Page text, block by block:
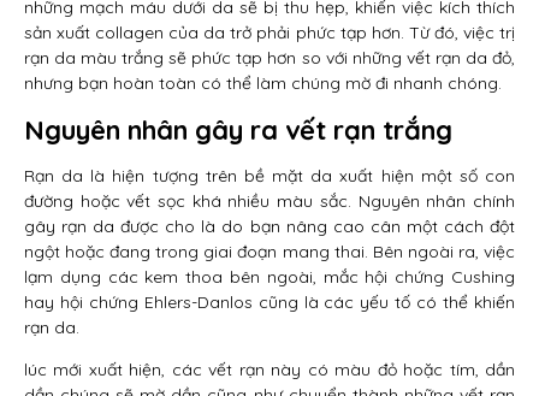
những mạch máu dưới da sẽ bị thu hẹp, khiến việc kích thích
sản xuất collagen của da trở phải phức tạp hơn. Từ đó, việc trị
rạn da màu trắng sẽ phức tạp hơn so với những vết rạn da đỏ,
nhưng bạn hoàn toàn có thể làm chúng mờ đi nhanh chóng.
Nguyên nhân gây ra vết rạn trắng
Rạn da là hiện tượng trên bề mặt da xuất hiện một số con
đường hoặc vết sọc khá nhiều màu sắc. Nguyên nhân chính
gây rạn da được cho là do bạn nâng cao cân một cách đột
ngột hoặc đang trong giai đoạn mang thai. Bên ngoài ra, việc
lạm dụng các kem thoa bên ngoài, mắc hội chứng Cushing
hay hội chứng Ehlers-Danlos cũng là các yếu tố có thể khiến
rạn da.
lúc mới xuất hiện, các vết rạn này có màu đỏ hoặc tím, dần